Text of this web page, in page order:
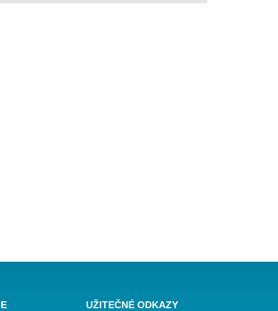
UŽITEČNÉ ODKAZY